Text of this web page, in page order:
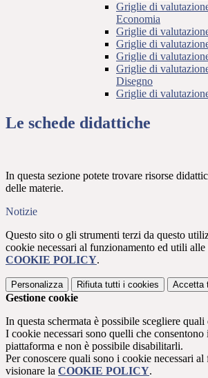
Griglie di
Economia
Griglie di
Griglie di
Griglie di
Griglie di
Disegno
Griglie di
Le schede didattiche
In questa sezione potete trovare risorse
delle materie.
Notizie
Questo sito o gli strumenti terzi da questo
cookie necessari al funzionamento ed utili
COOKIE POLICY.
Personalizza Rifiuta tutti i cookies Accetta
Gestione cookie
In questa schermata è possibile scegliere
I cookie necessari sono quelli che
piattaforma e non è possibile disabilitarli.
Per conoscere quali sono i cookie necessari
visionare la COOKIE POLICY.